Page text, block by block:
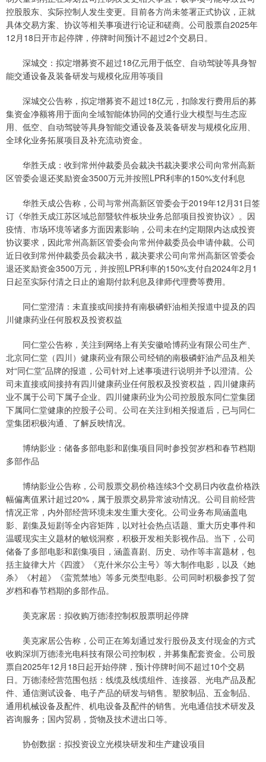
控股股东、实际控制人发生变更。目前各方尚未签署正式协议，正就
具体交易方案、协议等相关事项进行论证和磋商。公司股票自2025年
12月18日开市起停牌，停牌时间预计不超过2个交易日。
深城交：拟定增募资不超过18亿元用于低空、自动驾驶等具身智
能交通设备及装备研发与规模化应用等项目
深城交公告称，拟定增募资不超过18亿元，扣除发行费用后的募
集资金净额将用于面向全域智能体协同的交通行业大模型与生态应
用、低空、自动驾驶等具身智能交通设备及装备研发与规模化应用、
全球化业务拓展项目及补充流动资金。
华胜天成：收到常州仲裁委员会裁决书裁决要求公司向常州高新
区管委会退还奖励资金3500万元并按照LPR利率的150%支付利息
华胜天成公告称，公司与常州高新区管委会于2019年12月31日签
订《华胜天成江苏区域总部暨软件板块业务总部项目投资协议》。因
疫情、市场环境等诸多方面因素影响，公司未在约定期限内达成投资
协议要求，因此常州高新区管委会向常州仲裁委员会申请仲裁。公司
近日收到常州仲裁委员会裁决书，裁决要求公司向常州高新区管委会
退还奖励资金3500万元，并按照LPR利率的150%支付自2024年2月1
日起至实际付清之日止的逾期付款利息及律师代理费等费用。
同仁堂澄清：未直接或间接持有南极磷虾油相关报道中提及的四
川健康药业任何股权及投资权益
同仁堂公告称，关注到网络上有关安徽哈博药业有限公司生产、
北京同仁堂（四川）健康药业有限公司经销的南极磷虾油产品及相关
对“同仁堂”品牌的报道，公司针对上述事项进行说明并予以澄清。公
司未直接或间接持有四川健康药业任何股权及投资权益，四川健康药
业不属于公司下属子企业。四川健康药业为公司控股股东同仁堂集团
下属同仁堂健康的控股子公司。公司在关注到相关报道后，已与同仁
堂集团积极沟通、了解反映情况。
博纳影业：储备多部电影和剧集项目同时参投贺岁档和春节档期
多部作品
博纳影业公告称，公司股票交易价格连续3个交易日内收盘价格跌
幅偏离值累计超过20%，属于股票交易异常波动情况。公司目前经营
情况正常，内外部经营环境未发生重大变化。公司业务布局涵盖电
影、剧集及短剧等全内容矩阵，以对社会热点话题、重大历史事件和
温暖现实主义题材的敏锐洞察，积极开发相关影视作品。当下，公司
储备了多部电影和剧集项目，涵盖喜剧、历史、动作等丰富题材，包
括主旋律大片《四渡》《克什米尔公主号》等大制作电影，以及《她
杀》《村超》《蛮荒禁地》等多元类型电影。公司同时积极参投了贺
岁档和春节档期的多部作品。
美克家居：拟收购万德溙控制权股票明起停牌
美克家居公告称，公司正在筹划通过发行股份及支付现金的方式
收购深圳万德溙光电科技有限公司控制权，并募集配套资金。公司股
票自2025年12月18日起开始停牌，预计停牌时间不超过10个交易
日。万德溙经营范围包括：线缆及线缆组件、连接器、光电产品及配
件、通信测试设备、电子产品的研发与销售。塑胶制品、五金制品、
通用机械设备及配件、机电设备及配件的销售。光电通信技术研发及
咨询服务；国内贸易，货物及技术进出口等。
协创数据：拟投资设立光模块研发和生产建设项目